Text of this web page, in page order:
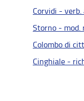
Corvidi - verb.
Storno - mod.
Colombo di
Cinghiale -